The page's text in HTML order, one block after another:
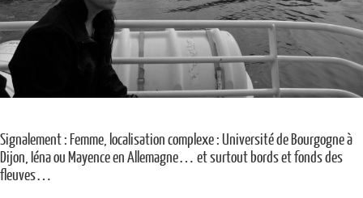
Signalement : Femme, localisation complexe : Université de Bourgogne à
Dijon, Iéna ou Mayence en Allemagne… et surtout bords et fonds des
fleuves…